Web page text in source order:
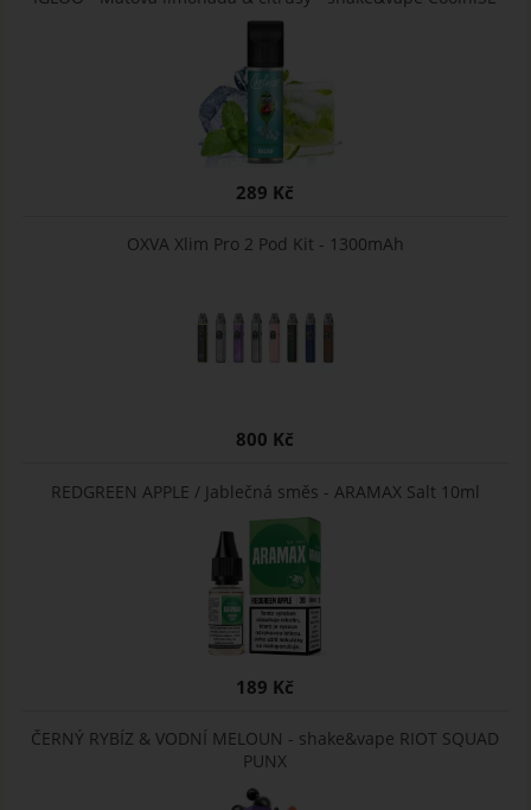
289 Kč
OXVA Xlim Pro 2 Pod Kit - 1300mAh
800 Kč
REDGREEN APPLE / Jablečná směs - ARAMAX Salt 10ml
189 Kč
ČERNÝ RYBÍZ & VODNÍ MELOUN - shake&vape RIOT SQUAD
PUNX